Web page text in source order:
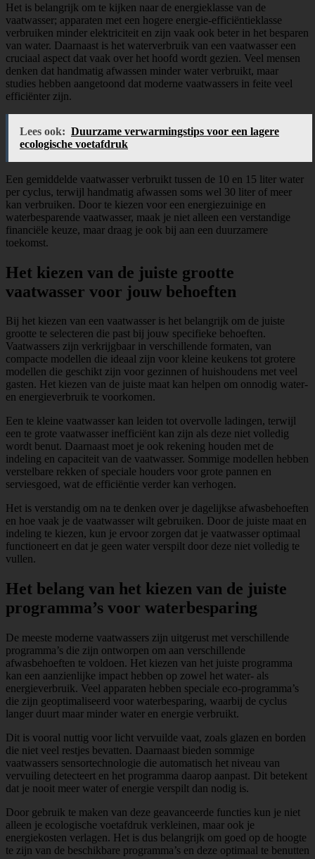
Het is belangrijk om te kijken naar de energieklasse van de
vaatwasser; apparaten met een hogere energie-efficiëntieklasse
verbruiken minder elektriciteit en zijn vaak ook beter in het besparen
van water. Daarnaast is het waterverbruik van een vaatwasser een
cruciaal aspect dat vaak over het hoofd wordt gezien. Veel mensen
denken dat handmatig afwassen minder water verbruikt, maar
studies hebben aangetoond dat moderne vaatwassers in feite veel
efficiënter zijn.
Lees ook: Duurzame verwarmingstips voor een lagere
ecologische voetafdruk
Een gemiddelde vaatwasser verbruikt tussen de 10 en 15 liter water
per cyclus, terwijl handmatig afwassen soms wel 30 liter of meer
kan verbruiken. Door te kiezen voor een energiezuinige en
waterbesparende vaatwasser, maak je niet alleen een verstandige
financiële keuze, maar draag je ook bij aan een duurzamere
toekomst.
Het kiezen van de juiste grootte
vaatwasser voor jouw behoeften
Bij het kiezen van een vaatwasser is het belangrijk om de juiste
grootte te selecteren die past bij jouw specifieke behoeften.
Vaatwassers zijn verkrijgbaar in verschillende formaten, van
compacte modellen die ideaal zijn voor kleine keukens tot grotere
modellen die geschikt zijn voor gezinnen of huishoudens met veel
gasten. Het kiezen van de juiste maat kan helpen om onnodig water-
en energieverbruik te voorkomen.
Een te kleine vaatwasser kan leiden tot overvolle ladingen, terwijl
een te grote vaatwasser inefficiënt kan zijn als deze niet volledig
wordt benut. Daarnaast moet je ook rekening houden met de
indeling en capaciteit van de vaatwasser. Sommige modellen hebben
verstelbare rekken of speciale houders voor grote pannen en
serviesgoed, wat de efficiëntie verder kan verhogen.
Het is verstandig om na te denken over je dagelijkse afwasbehoeften
en hoe vaak je de vaatwasser wilt gebruiken. Door de juiste maat en
indeling te kiezen, kun je ervoor zorgen dat je vaatwasser optimaal
functioneert en dat je geen water verspilt door deze niet volledig te
vullen.
Het belang van het kiezen van de juiste
programma’s voor waterbesparing
De meeste moderne vaatwassers zijn uitgerust met verschillende
programma’s die zijn ontworpen om aan verschillende
afwasbehoeften te voldoen. Het kiezen van het juiste programma
kan een aanzienlijke impact hebben op zowel het water- als
energieverbruik. Veel apparaten hebben speciale eco-programma’s
die zijn geoptimaliseerd voor waterbesparing, waarbij de cyclus
langer duurt maar minder water en energie verbruikt.
Dit is vooral nuttig voor licht vervuilde vaat, zoals glazen en borden
die niet veel restjes bevatten. Daarnaast bieden sommige
vaatwassers sensortechnologie die automatisch het niveau van
vervuiling detecteert en het programma daarop aanpast. Dit betekent
dat je nooit meer water of energie verspilt dan nodig is.
Door gebruik te maken van deze geavanceerde functies kun je niet
alleen je ecologische voetafdruk verkleinen, maar ook je
energiekosten verlagen. Het is dus belangrijk om goed op de hoogte
te zijn van de beschikbare programma’s en deze optimaal te benutten